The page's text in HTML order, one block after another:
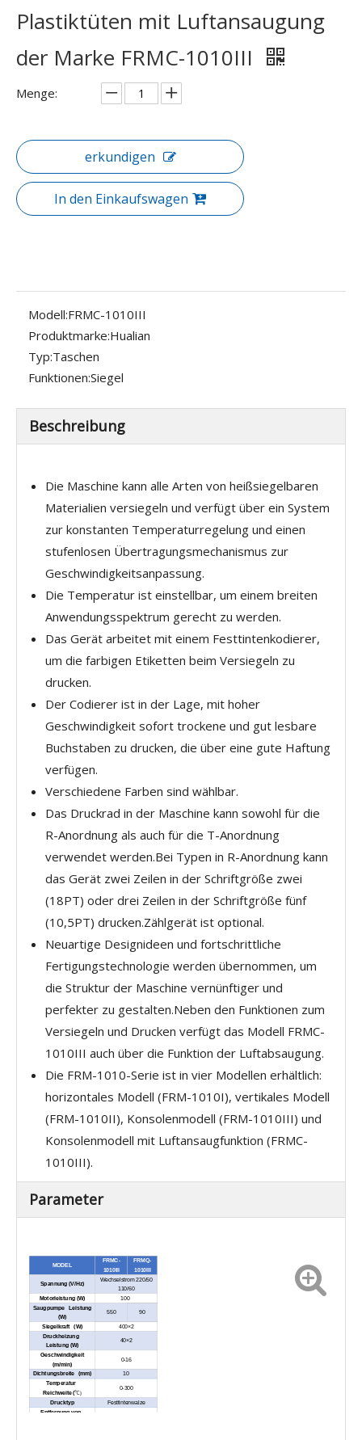
Plastiktüten mit Luftansaugung
der Marke FRMC-1010III
Menge:
erkundigen
In den Einkaufswagen
Modell:FRMC-1010III
Produktmarke:Hualian
Typ:Taschen
Funktionen:Siegel
Beschreibung
Die Maschine kann alle Arten von heißsiegelbaren
Materialien versiegeln und verfügt über ein System
zur konstanten Temperaturregelung und einen
stufenlosen Übertragungsmechanismus zur
Geschwindigkeitsanpassung.
Die Temperatur ist einstellbar, um einem breiten
Anwendungsspektrum gerecht zu werden.
Das Gerät arbeitet mit einem Festtintenkodierer,
um die farbigen Etiketten beim Versiegeln zu
drucken.
Der Codierer ist in der Lage, mit hoher
Geschwindigkeit sofort trockene und gut lesbare
Buchstaben zu drucken, die über eine gute Haftung
verfügen.
Verschiedene Farben sind wählbar.
Das Druckrad in der Maschine kann sowohl für die
R-Anordnung als auch für die T-Anordnung
verwendet werden.Bei Typen in R-Anordnung kann
das Gerät zwei Zeilen in der Schriftgröße zwei
(18PT) oder drei Zeilen in der Schriftgröße fünf
(10,5PT) drucken.Zählgerät ist optional.
Neuartige Designideen und fortschrittliche
Fertigungstechnologie werden übernommen, um
die Struktur der Maschine vernünftiger und
perfekter zu gestalten.Neben den Funktionen zum
Versiegeln und Drucken verfügt das Modell FRMC-
1010III auch über die Funktion der Luftabsaugung.
Die FRM-1010-Serie ist in vier Modellen erhältlich:
horizontales Modell (FRM-1010I), vertikales Modell
(FRM-1010II), Konsolenmodell (FRM-1010III) und
Konsolenmodell mit Luftansaugfunktion (FRMC-
1010III).
Parameter
MODEL
FRMC-
1010III
FRMQ-
1010III
Spannung (V/Hz)
Wechselstrom 220/50
110/60
Motorleistung (W)
100
Saugpumpe Leistung
(W)
550 90
Siegelkraft (W) 400×2
Druckheizung
Leistung (W)
40×2
Geschwindigkeit
(m/min)
0-16
Dichtungsbreite (mm) 10
Temperatur
Reichweite (℃)
0-300
Drucktyp
Festtintenwalze
Entfernung von